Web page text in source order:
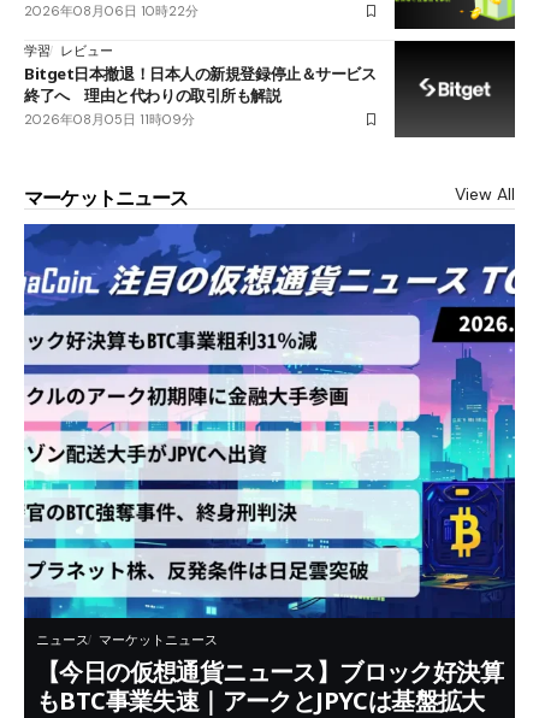
2026年08月06日 10時22分
学習 レビュー
Bitget日本撤退！日本人の新規登録停止＆サービス
終了へ 理由と代わりの取引所も解説
2026年08月05日 11時09分
マーケットニュース View All
ニュース マーケットニュース
【今日の仮想通貨ニュース】ブロック好決算
もBTC事業失速｜アークとJPYCは基盤拡大